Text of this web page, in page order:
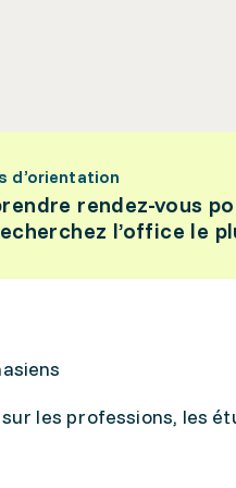
d’orientation
rendez-vous
l’office le
les professions, les